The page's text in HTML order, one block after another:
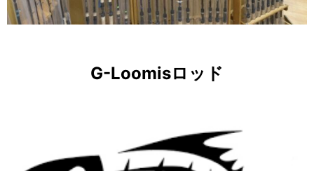
G-Loomisロッド